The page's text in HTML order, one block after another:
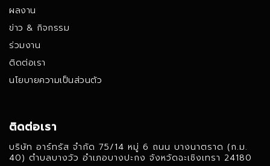
ผลงาน
ข่าว & กิจกรรม
ร่วมงาน
ติดต่อเรา
นโยบายความเป็นส่วนตัว
ติดต่อเรา
บริษัท อาร์ทรัส จํากัด 75/14 หมู่ 6 ถนน บางนาตราด (ก.ม.
40) ตําบลบางวัว อําเภอบางปะกง จังหวัดฉะเชิงเทรา 24180